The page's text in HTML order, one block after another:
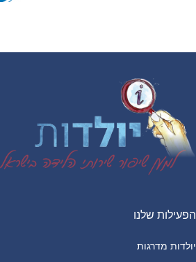
Footer
הפעילות שלנו
יולדות מדרגות